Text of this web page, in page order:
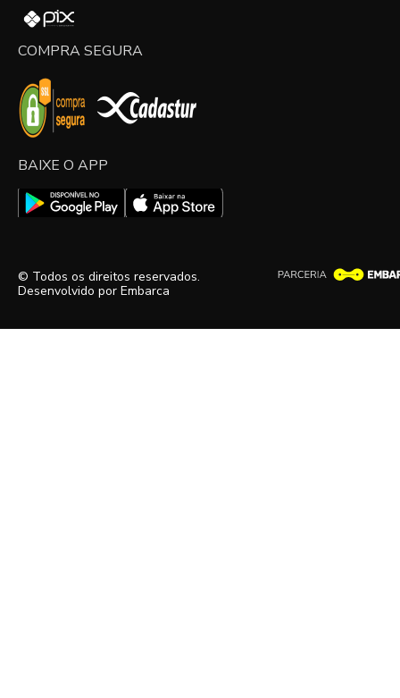
COMPRA SEGURA
BAIXE O APP
© Todos os direitos reservados.
Desenvolvido por Embarca